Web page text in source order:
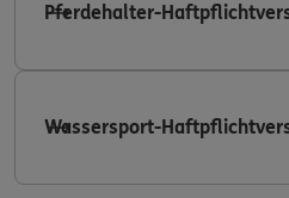
Pferdehalter-
Wassersport-